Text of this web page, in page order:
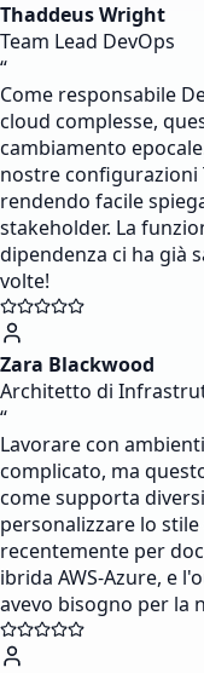
Thaddeus Wright
Team Lead DevOps
“
Come responsabile
cloud complesse,
cambiamento
nostre configurazioni
rendendo facile
stakeholder. La
dipendenza ci ha già
volte!
Zara Blackwood
Architetto di
“
Lavorare con
complicato, ma
come supporta
personalizzare lo
recentemente per
ibrida AWS-Azure, e
avevo bisogno per la